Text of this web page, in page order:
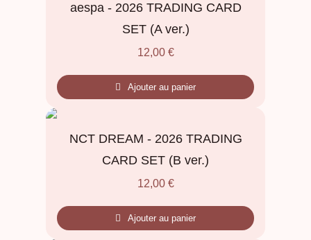
aespa - 2026 TRADING CARD
SET (A ver.)
12,00 €
Ajouter au panier
NCT DREAM - 2026 TRADING
CARD SET (B ver.)
12,00 €
Ajouter au panier